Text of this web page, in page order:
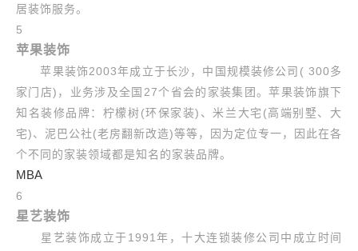
居装饰服务。
5
苹果装饰
苹果装饰2003年成立于长沙，中国规模装修公司( 300多
家门店)，业务涉及全国27个省会的家装集团。苹果装饰旗下
知名装修品牌：柠檬树(环保家装)、米兰大宅(高端别墅、大
宅)、泥巴公社(老房翻新改造)等等，因为定位专一，因此在各
个不同的家装领域都是知名的家装品牌。
MBA
6
星艺装饰
星艺装饰成立于1991年，十大连锁装修公司中成立时间